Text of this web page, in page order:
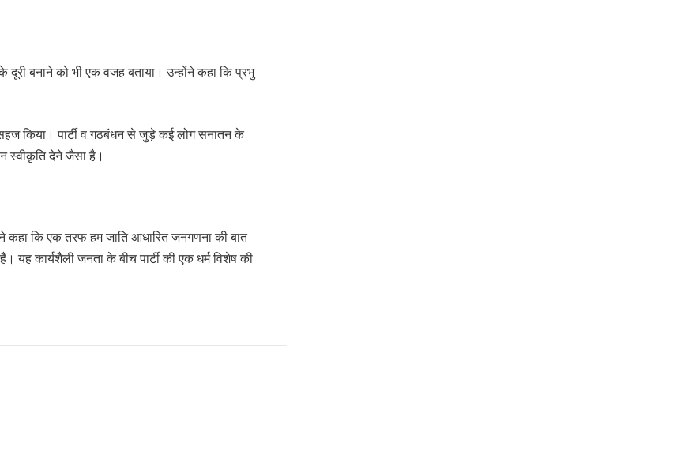
दूरी बनाने को भी एक वजह बताया। उन्होंने कहा कि प्रभु
किया। पार्टी व गठबंधन से जुड़े कई लोग सनातन के
स्वीकृति देने जैसा है।
कहा कि एक तरफ हम जाति आधारित जनगणना की बात
यह कार्यशैली जनता के बीच पार्टी की एक धर्म विशेष की